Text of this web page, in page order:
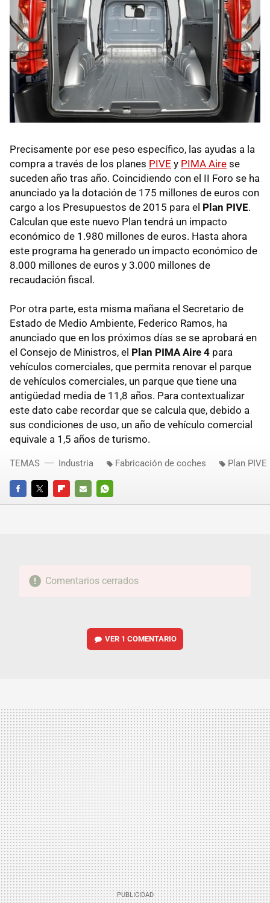
Precisamente por ese peso específico, las ayudas a la
compra a través de los planes PIVE y PIMA Aire se
suceden año tras año. Coincidiendo con el II Foro se ha
anunciado ya la dotación de 175 millones de euros con
cargo a los Presupuestos de 2015 para el Plan PIVE.
Calculan que este nuevo Plan tendrá un impacto
económico de 1.980 millones de euros. Hasta ahora
este programa ha generado un impacto económico de
8.000 millones de euros y 3.000 millones de
recaudación fiscal.
Por otra parte, esta misma mañana el Secretario de
Estado de Medio Ambiente, Federico Ramos, ha
anunciado que en los próximos días se se aprobará en
el Consejo de Ministros, el Plan PIMA Aire 4 para
vehículos comerciales, que permita renovar el parque
de vehículos comerciales, un parque que tiene una
antigüedad media de 11,8 años. Para contextualizar
este dato cabe recordar que se calcula que, debido a
sus condiciones de uso, un año de vehículo comercial
equivale a 1,5 años de turismo.
FACEBOOKTWITTERFLIPBOARD
E-
WHATSAPP
TEMAS Industria Fabricación de coches Plan PIVE
Comentarios cerrados
VER 1 COMENTARIO